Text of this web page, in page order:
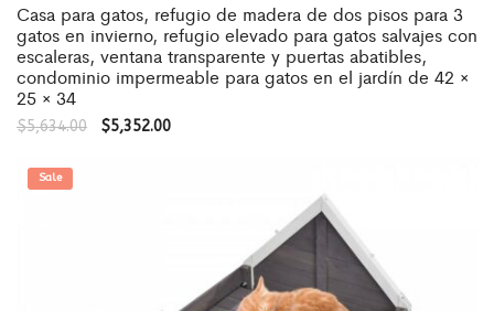
Casa para gatos, refugio de madera de dos pisos para 3
gatos en invierno, refugio elevado para gatos salvajes con
escaleras, ventana transparente y puertas abatibles,
condominio impermeable para gatos en el jardín de 42 ×
25 × 34
$5,634.00 $5,352.00
Sale